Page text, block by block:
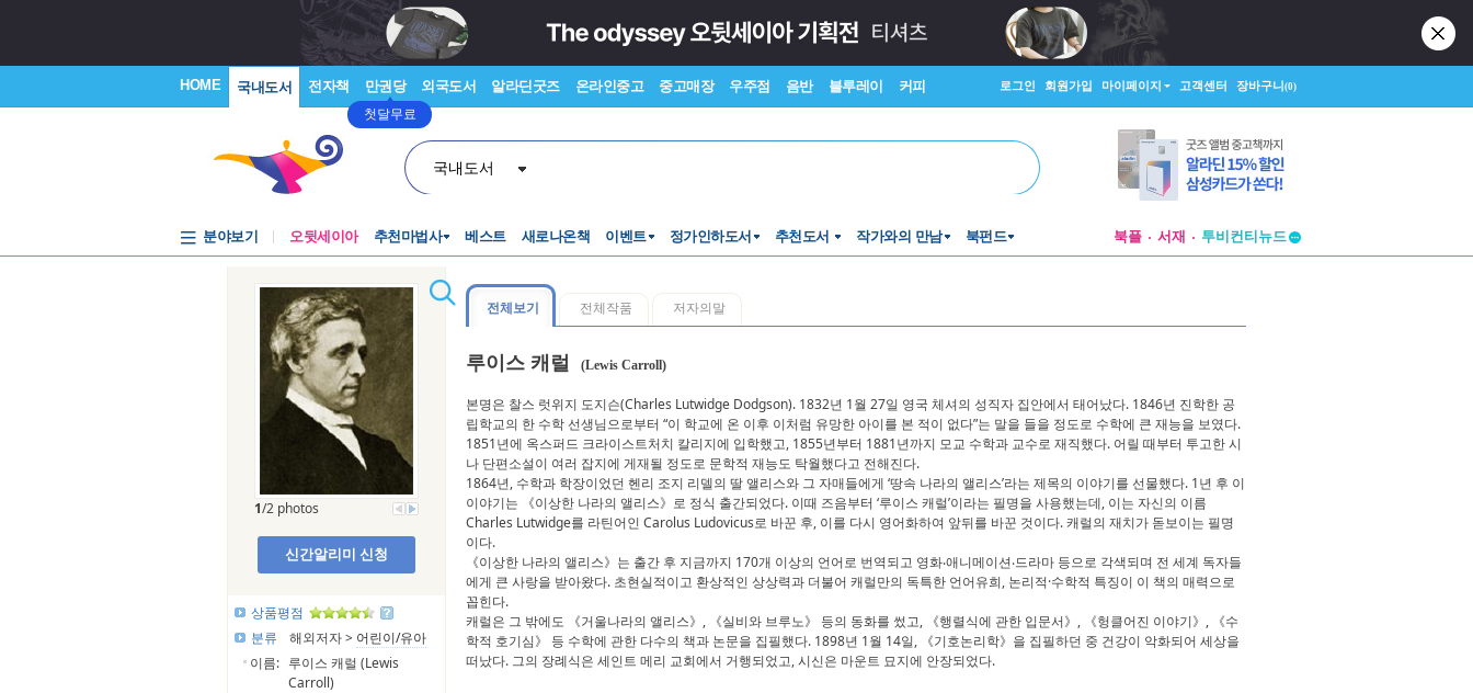
HOME 국내도서 전자책 만권당
첫달무료
외국도서 알라딘굿즈 온라인중고 중고매장 우주점 음반 블루레이 커피 로그인 회원가입 마이페이지 고객센터 장바구니(0)
국내도서
분야보기 오뒷세이아 추천마법사 베스트 새로나온책 이벤트 정가인하도서 추천도서 작가와의 만남 북펀드 북플 서재
투비컨티뉴드
1/2 photos
신간알리미 신청
상품평점
분류
해외저자 > 어린이/유아
이름: 루이스 캐럴 (Lewis
Carroll)
전체보기 전체작품 저자의말
루이스 캐럴 (Lewis Carroll)
본명은 찰스 럿위지 도지슨(Charles Lutwidge Dodgson). 1832년 1월 27일 영국 체셔의 성직자 집안에서 태어났다. 1846년 진학한 공
립학교의 한 수학 선생님으로부터 “이 학교에 온 이후 이처럼 유망한 아이를 본 적이 없다”는 말을 들을 정도로 수학에 큰 재능을 보였다.
1851년에 옥스퍼드 크라이스트처치 칼리지에 입학했고, 1855년부터 1881년까지 모교 수학과 교수로 재직했다. 어릴 때부터 투고한 시
나 단편소설이 여러 잡지에 게재될 정도로 문학적 재능도 탁월했다고 전해진다.
1864년, 수학과 학장이었던 헨리 조지 리델의 딸 앨리스와 그 자매들에게 ‘땅속 나라의 앨리스’라는 제목의 이야기를 선물했다. 1년 후 이
이야기는 《이상한 나라의 앨리스》로 정식 출간되었다. 이때 즈음부터 ‘루이스 캐럴’이라는 필명을 사용했는데, 이는 자신의 이름
Charles Lutwidge를 라틴어인 Carolus Ludovicus로 바꾼 후, 이를 다시 영어화하여 앞뒤를 바꾼 것이다. 캐럴의 재치가 돋보이는 필명
이다.
《이상한 나라의 앨리스》는 출간 후 지금까지 170개 이상의 언어로 번역되고 영화‧애니메이션‧드라마 등으로 각색되며 전 세계 독자들
에게 큰 사랑을 받아왔다. 초현실적이고 환상적인 상상력과 더불어 캐럴만의 독특한 언어유희, 논리적·수학적 특징이 이 책의 매력으로
꼽힌다.
캐럴은 그 밖에도 《거울나라의 앨리스》, 《실비와 브루노》 등의 동화를 썼고, 《행렬식에 관한 입문서》, 《헝클어진 이야기》, 《수
학적 호기심》 등 수학에 관한 다수의 책과 논문을 집필했다. 1898년 1월 14일, 《기호논리학》을 집필하던 중 건강이 악화되어 세상을
떠났다. 그의 장례식은 세인트 메리 교회에서 거행되었고, 시신은 마운트 묘지에 안장되었다.